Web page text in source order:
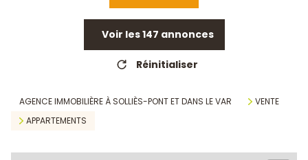
Voir les147 annonces
Réinitialiser
AGENCE IMMOBILIÈRE À SOLLIÈS-PONT ET DANS LE VAR
VENTE
APPARTEMENTS